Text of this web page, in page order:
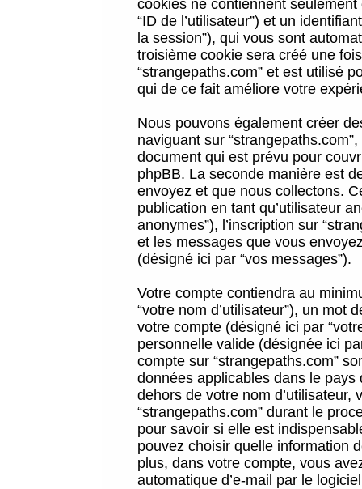
cookies ne contiennent
“ID de l’utilisateur”) et un
la session”), qui vous sont
troisième cookie sera créé une
“strangepaths.com” et est utilisé
qui de ce fait améliore votre
Nous pouvons également créer
naviguant sur
document qui est prévu pour
phpBB. La seconde manière est
envoyez et que nous collectons.
publication en tant qu’utilisateur
anonymes”), l’inscription sur
et les messages que vous
(désigné ici par “vos messages”).
Votre compte contiendra au
“votre nom d’utilisateur”), un mot
votre compte (désigné ici par
personnelle valide (désignée ici
compte sur “strangepaths.com”
données applicables dans le
dehors de votre nom
“strangepaths.com” durant le
pour savoir si elle est
pouvez choisir quelle information
plus, dans votre compte, vous
automatique d’e-mail par le